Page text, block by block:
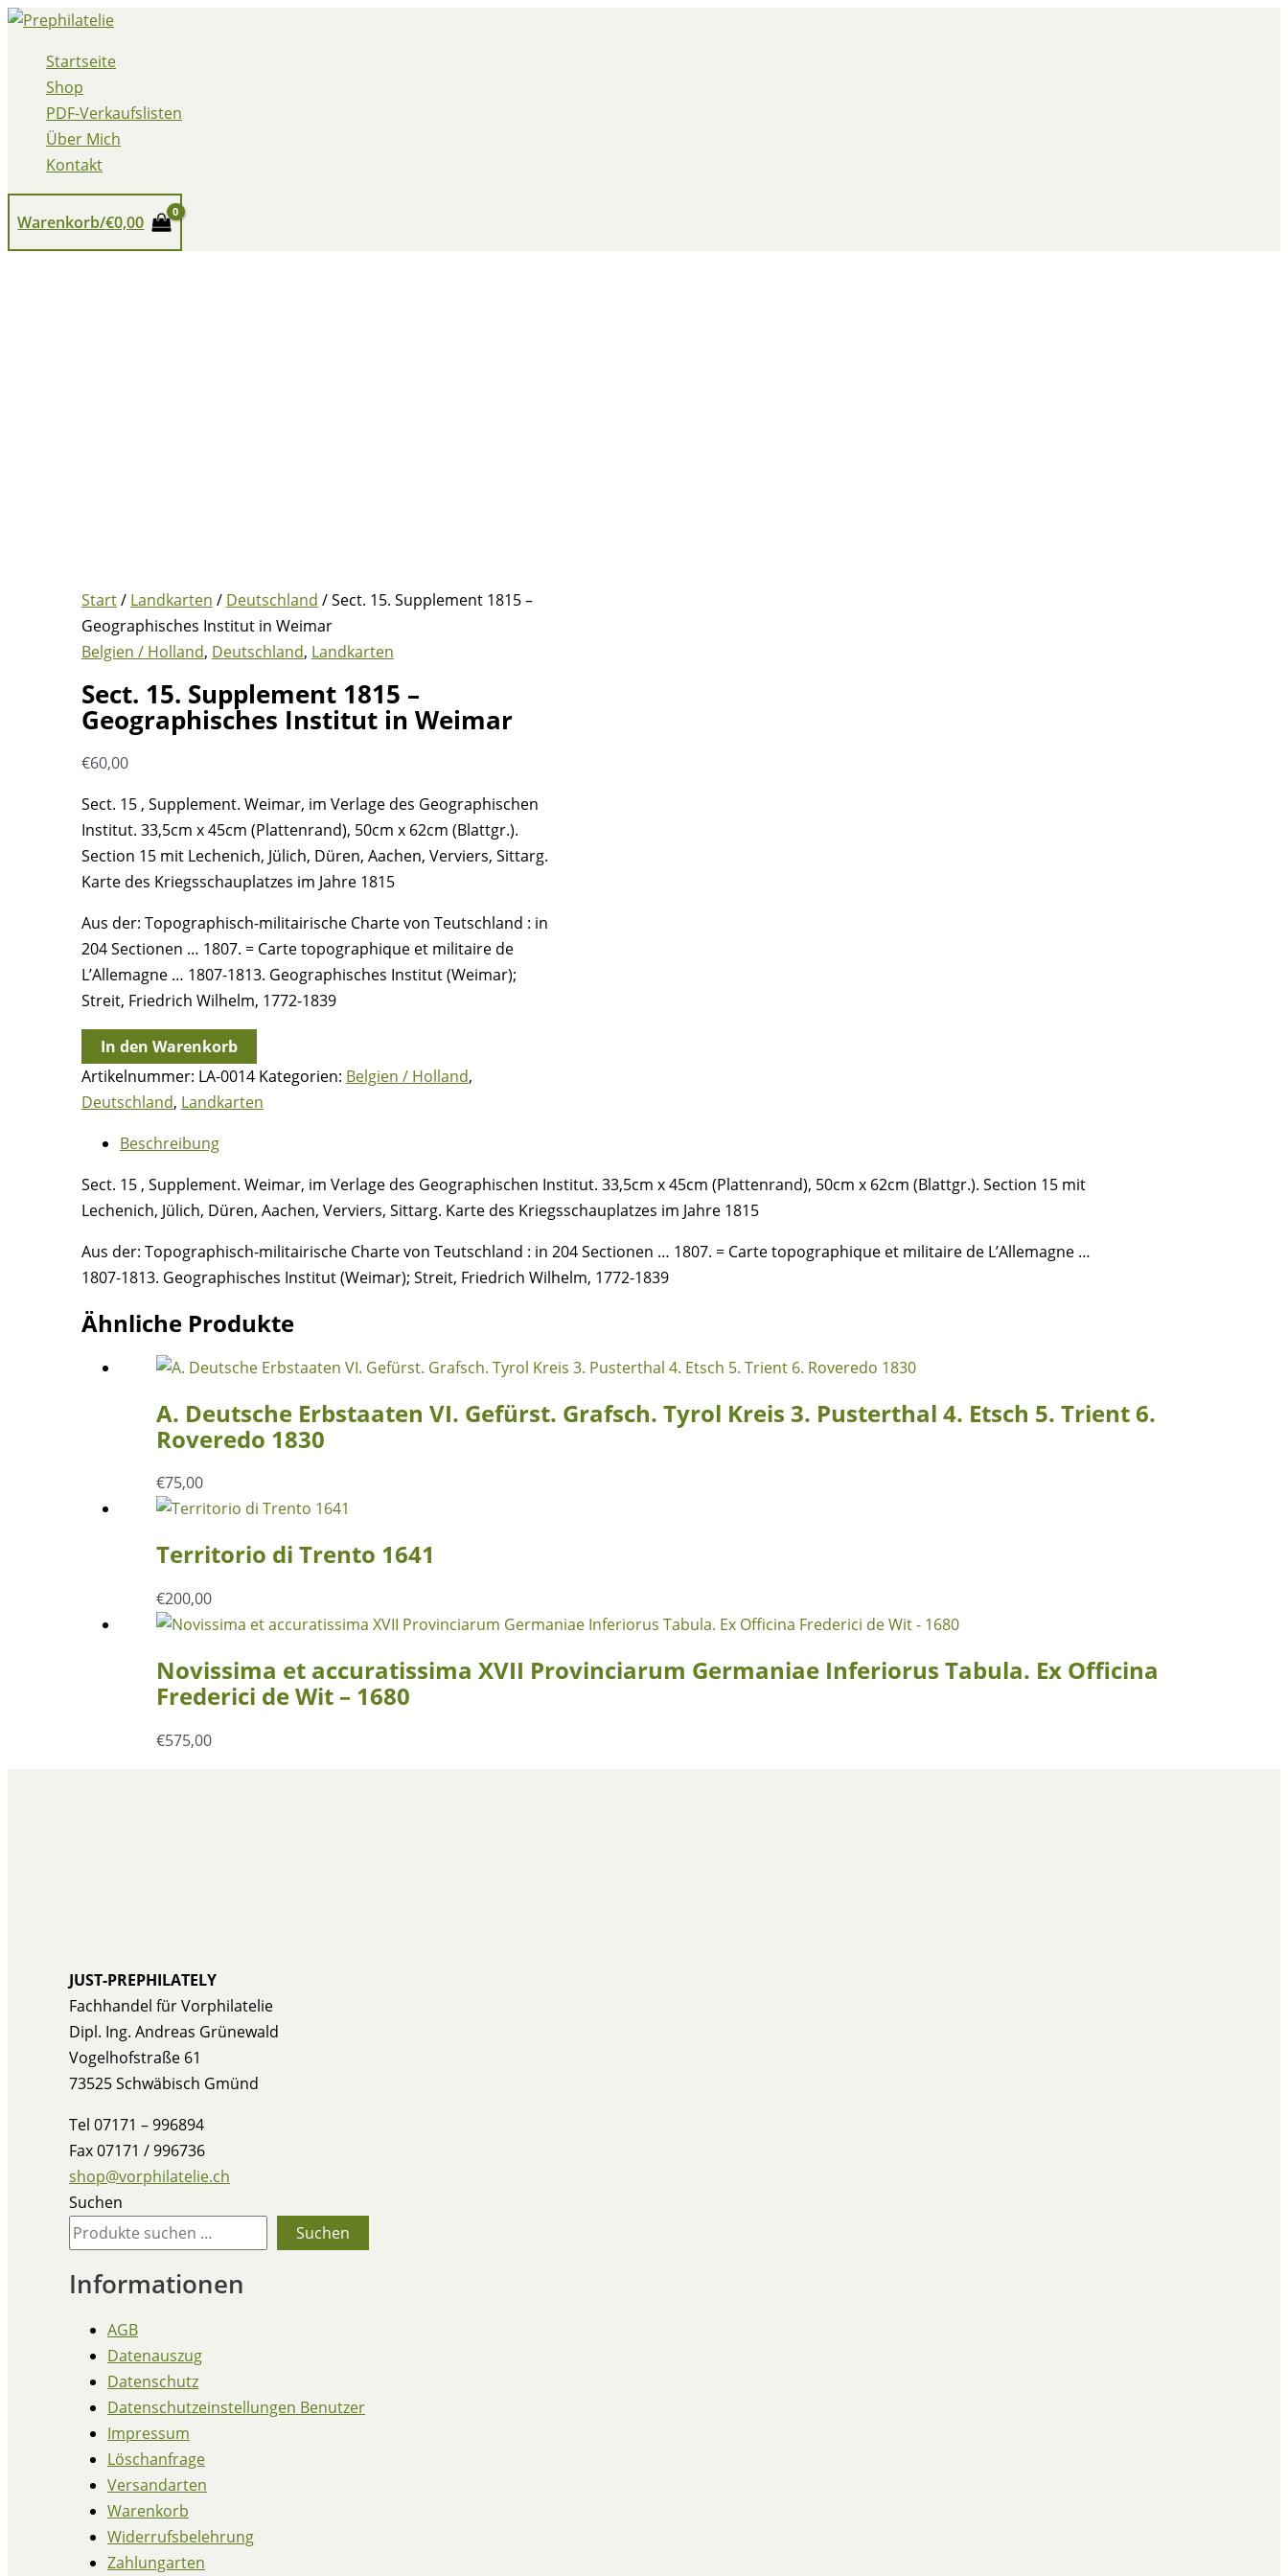
Zum
springenStartseite
Shop
PDF-Verkaufslisten
Über Mich
Kontakt
Warenkorb/€0,00
Start/ Landkarten / Deutschland / Sect. 15. Supplement 1815 –
Geographisches Institut in Weimar
Belgien / Holland, Deutschland, Landkarten
Sect. 15. Supplement 1815 –
Geographisches Institut in Weimar
€60,00
Sect. 15 , Supplement. Weimar, im Verlage des Geographischen
Institut. 33,5cm x 45cm (Plattenrand), 50cm x 62cm (Blattgr.).
Section 15 mit Lechenich, Jülich, Düren, Aachen, Verviers, Sittarg.
Karte des Kriegsschauplatzes im Jahre 1815
Aus der: Topographisch-militairische Charte von Teutschland : in
204 Sectionen … 1807. = Carte topographique et militaire de
L’Allemagne … 1807-1813. Geographisches Institut (Weimar);
Streit, Friedrich Wilhelm, 1772-1839
Sect.
15.
Supplement
Institut
in
Weimar
Menge
In den Warenkorb
Artikelnummer: LA-0014 Kategorien: Belgien / Holland,
Deutschland, Landkarten
Beschreibung
Sect. 15 , Supplement. Weimar, im Verlage des Geographischen Institut. 33,5cm x 45cm (Plattenrand), 50cm x 62cm (Blattgr.). Section 15 mit
Lechenich, Jülich, Düren, Aachen, Verviers, Sittarg. Karte des Kriegsschauplatzes im Jahre 1815
Aus der: Topographisch-militairische Charte von Teutschland : in 204 Sectionen … 1807. = Carte topographique et militaire de L’Allemagne …
1807-1813. Geographisches Institut (Weimar); Streit, Friedrich Wilhelm, 1772-1839
Ähnliche Produkte
A. Deutsche Erbstaaten VI. Gefürst. Grafsch. Tyrol Kreis 3. Pusterthal 4. Etsch 5. Trient 6.
Roveredo 1830
€75,00
Territorio di Trento 1641
€200,00
Novissima et accuratissima XVII Provinciarum Germaniae Inferiorus Tabula. Ex Officina
Frederici de Wit – 1680
€575,00
JUST-PREPHILATELY
Fachhandel für Vorphilatelie
Dipl. Ing. Andreas Grünewald
Vogelhofstraße 61
73525 Schwäbisch Gmünd
Tel 07171 – 996894
Fax 07171 / 996736
shop@vorphilatelie.ch
Suchen
Suchen
Informationen
AGB
Datenauszug
Datenschutz
Datenschutzeinstellungen Benutzer
Impressum
Löschanfrage
Versandarten
Warenkorb
Widerrufsbelehrung
Zahlungarten